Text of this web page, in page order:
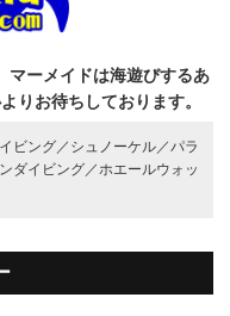
マーメイドは海遊びするあ
りお待ちしております。
ビング／ シュノーケル／パラ
ダイビング／ホエールウォッ